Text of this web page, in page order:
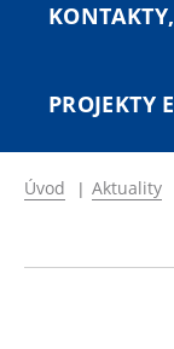
PROJEKTY
Úvod | Aktuality